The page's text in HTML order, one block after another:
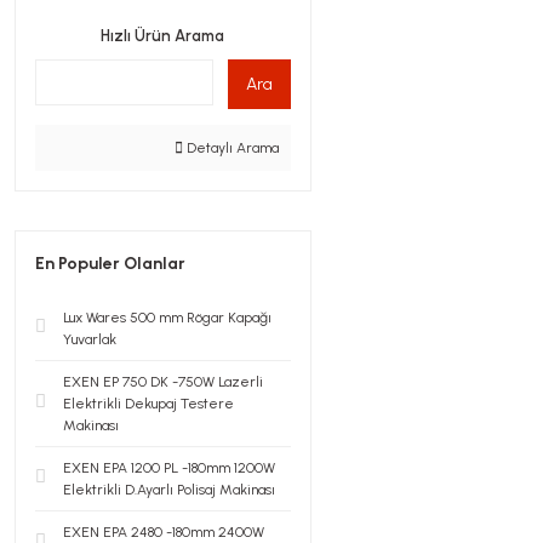
Hızlı Ürün Arama
Ara
Detaylı Arama
En Populer Olanlar
Lux Wares 500 mm Rögar Kapağı
Yuvarlak
EXEN EP 750 DK -750W Lazerli
Elektrikli Dekupaj Testere
Makinası
EXEN EPA 1200 PL -180mm 1200W
Elektrikli D.Ayarlı Polisaj Makinası
EXEN EPA 2480 -180mm 2400W